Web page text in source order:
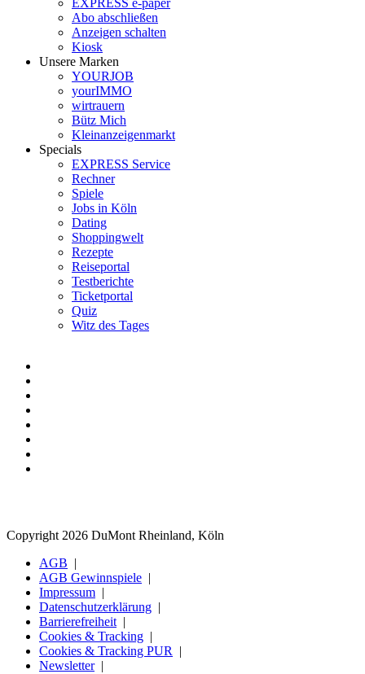
EXPRESS e-paper
Abo abschließen
Anzeigen schalten
Kiosk
Unsere Marken
YOURJOB
yourIMMO
wirtrauern
Bütz Mich
Kleinanzeigenmarkt
Specials
EXPRESS Service
Rechner
Spiele
Jobs in Köln
Dating
Shoppingwelt
Rezepte
Reiseportal
Testberichte
Ticketportal
Quiz
Witz des Tages
Copyright 2026 DuMont Rheinland, Köln
AGB
AGB Gewinnspiele
Impressum
Datenschutzerklärung
Barrierefreiheit
Cookies & Tracking
Cookies & Tracking PUR
Newsletter